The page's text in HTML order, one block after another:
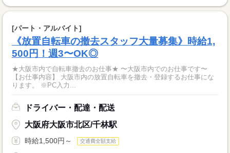
[パート・アルバイト]
《放置自転車の撤去スタッフ大量募集》時給1,
500円！週3〜OK◎
★大阪市内で自転車撤去のお仕事★ 〜大阪市内でのお仕事です〜
【お仕事内容】 大阪市内の放置自転車を撤去・登録するお仕事にな
ります。 ※PC入力...
ドライバー・配達・配送
大阪府大阪市北区/千林駅
時給1,500円～ 交通費全額支給